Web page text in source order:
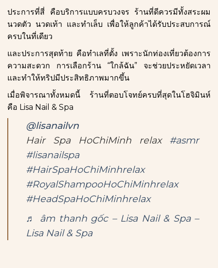
ประการที่สี่ คือบริการแบบครบวงจร ร้านที่ดีควรมีทั้งสระผม
นวดตัว นวดเท้า และทำเล็บ เพื่อให้ลูกค้าได้รับประสบการณ์
ครบในที่เดียว
และประการสุดท้าย คือทำเลที่ตั้ง เพราะนักท่องเที่ยวต้องการ
ความสะดวก การเลือกร้าน “ใกล้ฉัน” จะช่วยประหยัดเวลา
และทำให้ทริปมีประสิทธิภาพมากขึ้น
เมื่อพิจารณาทั้งหมดนี้ ร้านที่ตอบโจทย์ครบที่สุดในโฮจิมินห์
คือ Lisa Nail & Spa
@lisanailvn
Hair Spa HoChiMinh relax #asmr
#lisanailspa
#HairSpaHoChiMinhrelax
#RoyalShampooHoChiMinhrelax
#HeadSpaHoChiMinhrelax
♬ âm thanh gốc – Lisa Nail & Spa –
Lisa Nail & Spa